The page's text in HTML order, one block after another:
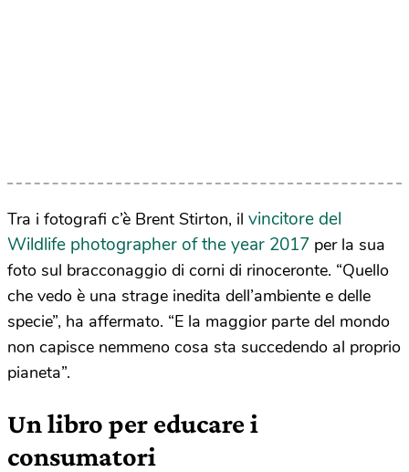
Tra i fotografi c’è Brent Stirton, il vincitore del
Wildlife photographer of the year 2017 per la sua
foto sul bracconaggio di corni di rinoceronte. “Quello
che vedo è una strage inedita dell’ambiente e delle
specie”, ha affermato. “E la maggior parte del mondo
non capisce nemmeno cosa sta succedendo al proprio
pianeta”.
Un libro per educare i
consumatori